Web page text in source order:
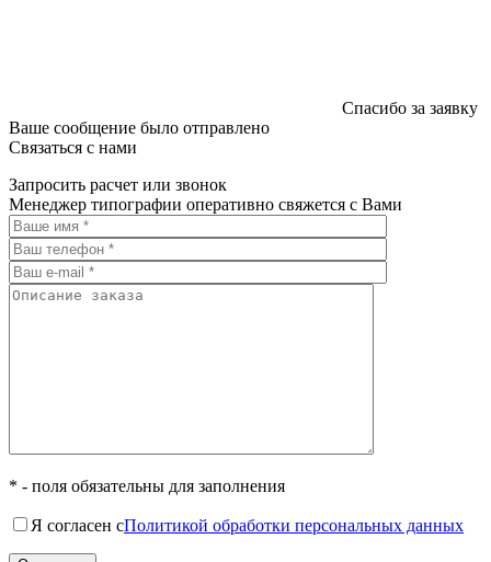
Спасибо за заявку
Ваше сообщение было отправлено
Связаться с нами
Запросить расчет или звонок
Менеджер типографии оперативно свяжется с Вами
* - поля обязательны для заполнения
Я согласен сПолитикой обработки персональных данных